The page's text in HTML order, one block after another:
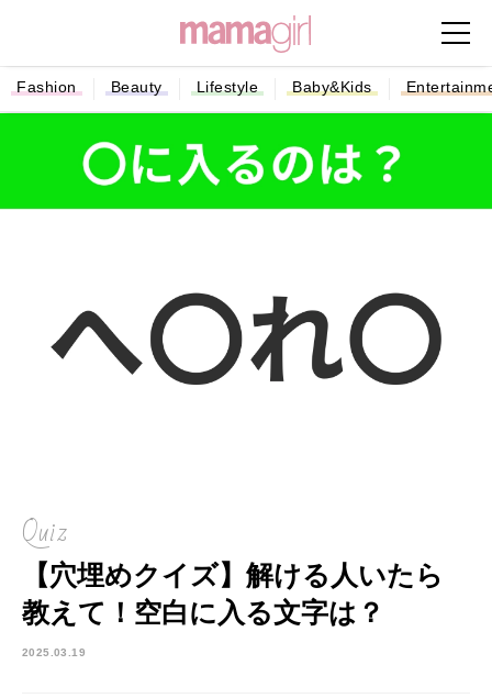
Fashion Beauty Lifestyle Baby&Kids
Quiz
【穴埋めクイズ】解ける人いたら
教えて！空白に入る文字は？
2025.03.19